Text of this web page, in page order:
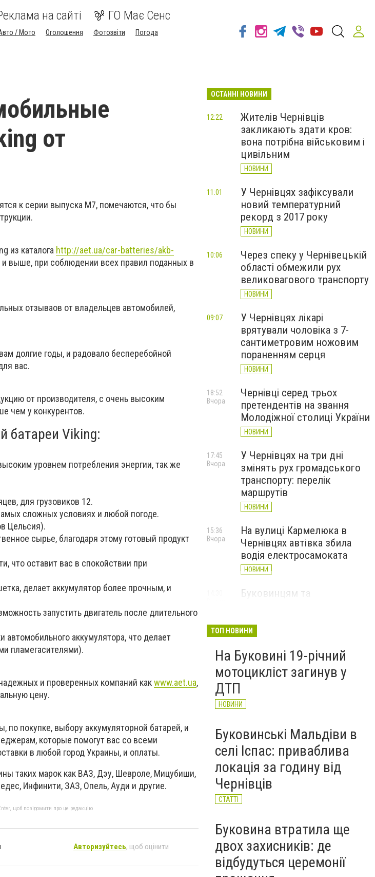
на сайті ГО Має Сенс
/ Мото Оголошення Фотозвіти
Погода
от
к серии выпуска М7, помечаются, что бы
из каталога http://aet.ua/car-batteries/akb-
и выше, при соблюдении всех правил поданных в
отзываов от владельцев автомобилей,
долгие годы, и радовало бесперебойной
вас.
от производителя, с очень высоким
чем у конкурентов.
батареи Viking:
уровнем потребления энергии, так же
для грузовиков 12.
сложных условиях и любой погоде.
Цельсия).
сырье, благодаря этому готовый продукт
что оставит вас в спокойствии при
делает аккумулятор более прочным, и
запустить двигатель после длительного
автомобильного аккумулятора, что делает
пламегасителями).
и проверенных компаний какwww.aet.ua,
цену.
покупке, выбору аккумуляторной батарей, и
которые помогут вас со всеми
в любой город Украины, и оплаты.
таких марок как ВАЗ, Дэу, Шевроле, Мицубиши,
Инфинити, ЗАЗ, Опель, Ауди и другие.
щоб повідомити про це редакцію
Авторизуйтесь, щоб оцінити
ОСТАННІ НОВИНИ
Жителів Чернівців
закликають здати кров:
вона потрібна військовим і
цивільним
НОВИНИ
12:22
У Чернівцях зафіксували
новий температурний
рекорд з 2017 року
НОВИНИ
11:01
Через спеку у Чернівецькій
області обмежили рух
великовагового транспорту
НОВИНИ
10:06
У Чернівцях лікарі
врятували чоловіка з 7-
сантиметровим ножовим
пораненням серця
НОВИНИ
09:07
Чернівці серед трьох
претендентів на звання
Молодіжної столиці України
НОВИНИ
18:52
Вчора
У Чернівцях на три дні
змінять рух громадського
транспорту: перелік
маршрутів
НОВИНИ
17:45
Вчора
На вулиці Кармелюка в
Чернівцях автівка збила
водія електросамоката
НОВИНИ
15:36
Вчора
Буковинцям та
матеріальної допомоги
ТОП НОВИНИ
На Буковині 19-річний
мотоцикліст загинув у
ДТП
НОВИНИ
Буковинські Мальдіви в
селі Іспас: приваблива
локація за годину від
Чернівців
СТАТТІ
Буковина втратила ще
двох захисників: де
відбудуться церемонії